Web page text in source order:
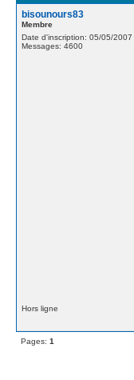
bisounours83
Membre
Date d'inscription: 05/05/2007
Messages: 4600
Hors ligne
Pages: 1